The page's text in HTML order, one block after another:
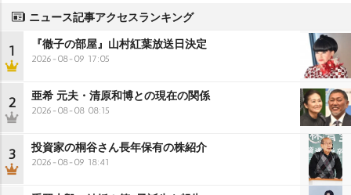
ニュース記事アクセスランキング
1 『徹子の部屋』山村紅葉放送日決定
2026-08-09 17:05
2 亜希 元夫・清原和博との現在の関係
2026-08-08 08:15
3 投資家の桐谷さん長年保有の株紹介
2026-08-09 18:41